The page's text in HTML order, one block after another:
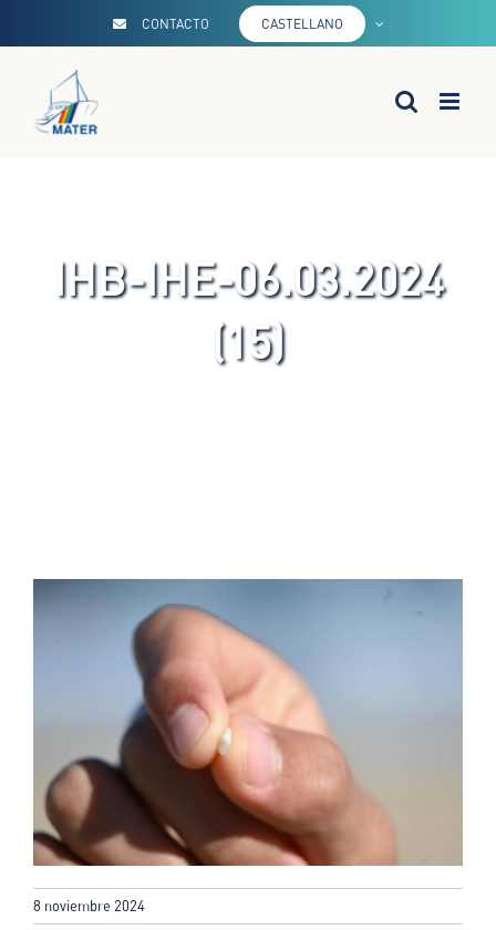
contenido
CONTACTO CASTELLANO
IHB-IHE-06.03.2024
(15)
8 noviembre 2024